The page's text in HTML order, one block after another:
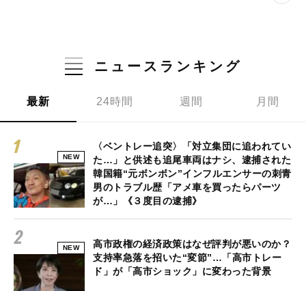
ニュースランキング
最新 24時間 週間 月間
NEW
〈ベントレー追突〉「対立集団に追われてい
た…」と供述も追尾車両はナシ、逮捕された
韓国籍“元ボンボン”インフルエンサーの刺青
男のトラブル歴「アメ車を買ったらパーツ
が…」《３度目の逮捕》
NEW
高市政権の経済政策はなぜ評判が悪いのか？
支持率急落を招いた“変節”…「高市トレー
ド」が「高市ショック」に変わった背景